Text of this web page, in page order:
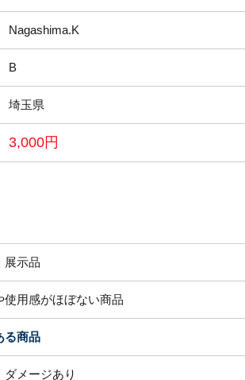
Nagashima.K
B
埼玉県
3,000円
展示品
使用感がほぼない商品
る商品
ダメージあり